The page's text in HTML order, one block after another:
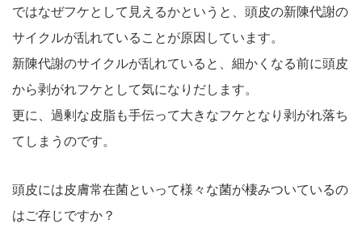
ではなぜフケとして見えるかというと、頭皮の新陳代謝の
サイクルが乱れていることが原因しています。
新陳代謝のサイクルが乱れていると、細かくなる前に頭皮
から剥がれフケとして気になりだします。
更に、過剰な皮脂も手伝って大きなフケとなり剥がれ落ち
てしまうのです。
頭皮には皮膚常在菌といって様々な菌が棲みついているの
はご存じですか？